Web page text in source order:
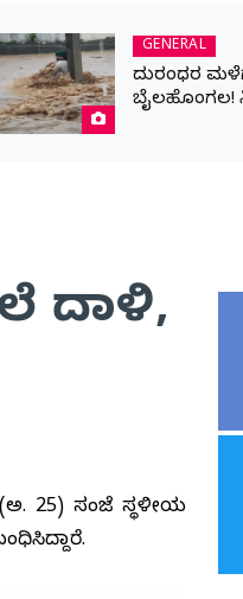
GENERAL
ದುರಂಧರ
ಬೈಲಹೊಂಗಲ!
ದಾಳಿ,
25) ಸಂಜೆ ಸ್ಥಳೀಯ